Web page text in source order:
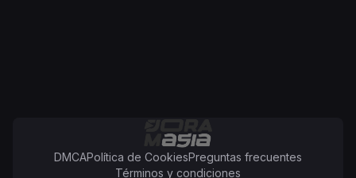
DMCAPolítica de CookiesPreguntas frecuentes
Términos y condiciones